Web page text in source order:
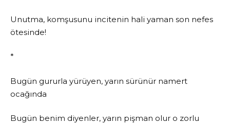
Unutma, komşusunu incitenin hali yaman son nefes
ötesinde!
*
Bugün gururla yürüyen, yarın sürünür namert
ocağında
Bugün benim diyenler, yarın pişman olur o zorlu